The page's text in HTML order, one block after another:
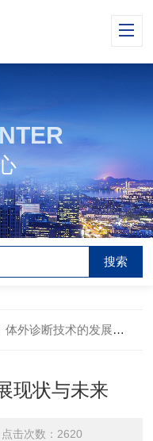
体外诊断技术的发展现状与未来
现状与未来
击次数：2620